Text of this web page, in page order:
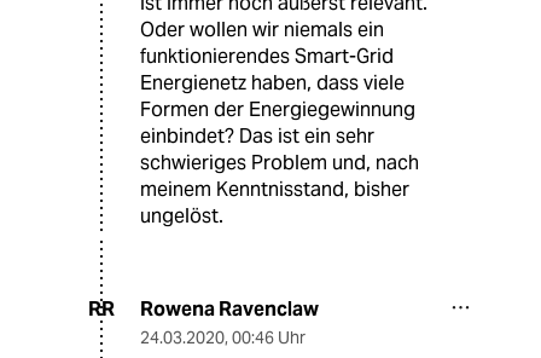
Oder wollen wir niemals ein
funktionierendes Smart-Grid
Energienetz haben, dass viele
Formen der Energiegewinnung
einbindet? Das ist ein sehr
schwieriges Problem und, nach
meinem Kenntnisstand, bisher
ungelöst.
RR Rowena Ravenclaw
24.03.2020, 00:46 Uhr